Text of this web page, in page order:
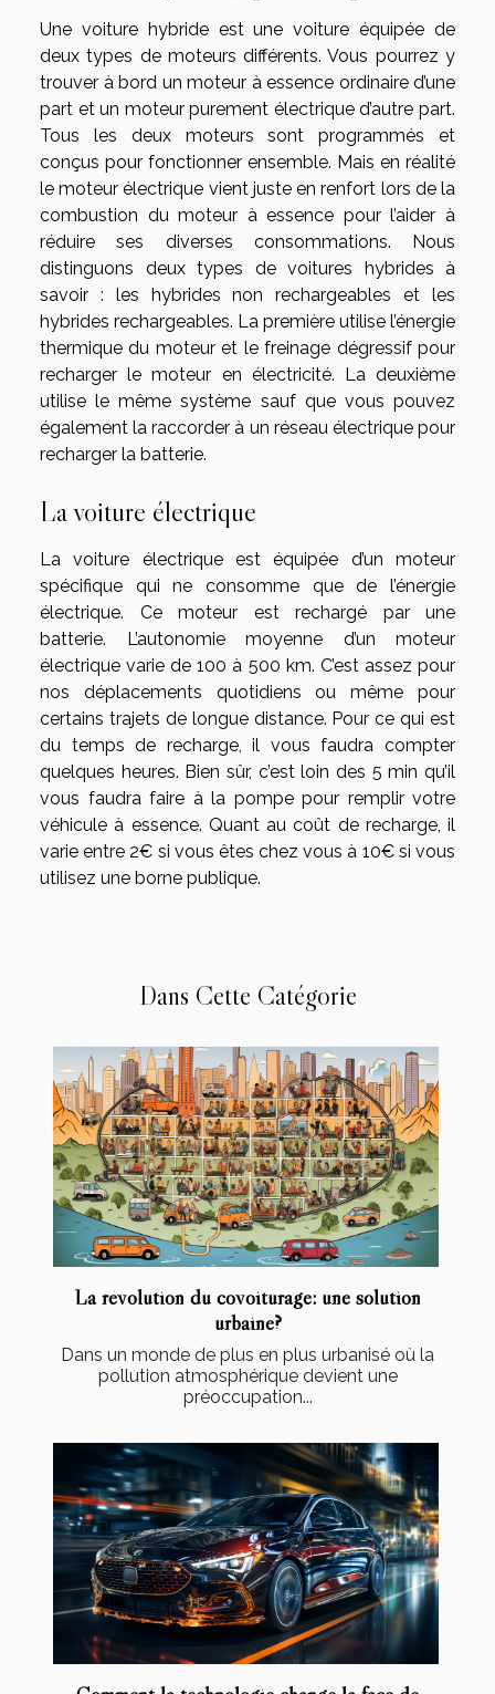
Une voiture hybride est une voiture équipée de
deux types de moteurs différents. Vous pourrez y
trouver à bord un moteur à essence ordinaire d’une
part et un moteur purement électrique d’autre part.
Tous les deux moteurs sont programmés et
conçus pour fonctionner ensemble. Mais en réalité
le moteur électrique vient juste en renfort lors de la
combustion du moteur à essence pour l’aider à
réduire ses diverses consommations. Nous
distinguons deux types de voitures hybrides à
savoir : les hybrides non rechargeables et les
hybrides rechargeables. La première utilise l’énergie
thermique du moteur et le freinage dégressif pour
recharger le moteur en électricité. La deuxième
utilise le même système sauf que vous pouvez
également la raccorder à un réseau électrique pour
recharger la batterie.
La voiture électrique
La voiture électrique est équipée d’un moteur
spécifique qui ne consomme que de l’énergie
électrique. Ce moteur est rechargé par une
batterie. L’autonomie moyenne d’un moteur
électrique varie de 100 à 500 km. C’est assez pour
nos déplacements quotidiens ou même pour
certains trajets de longue distance. Pour ce qui est
du temps de recharge, il vous faudra compter
quelques heures. Bien sûr, c’est loin des 5 min qu’il
vous faudra faire à la pompe pour remplir votre
véhicule à essence. Quant au coût de recharge, il
varie entre 2€ si vous êtes chez vous à 10€ si vous
utilisez une borne publique.
Dans Cette Catégorie
La révolution du covoiturage: une solution
urbaine?
Dans un monde de plus en plus urbanisé où la
pollution atmosphérique devient une
préoccupation...